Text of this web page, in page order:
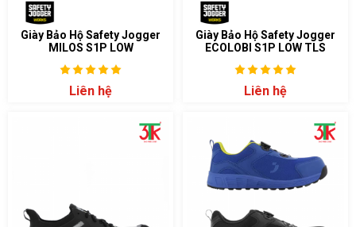
Giày Bảo Hộ Safety Jogger
MILOS S1P LOW
Liên hệ
Giày Bảo Hộ Safety Jogger
ECOLOBI S1P LOW TLS
Liên hệ